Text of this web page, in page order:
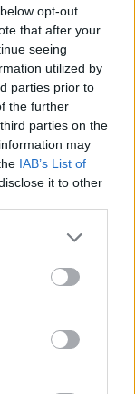
opt-out
that after your
seeing
utilized by
parties prior to
the further
parties on the
may
IAB’s List of
it to other
more Google
may click to
party tags to
below Google
Google
ηγείται ο
στην